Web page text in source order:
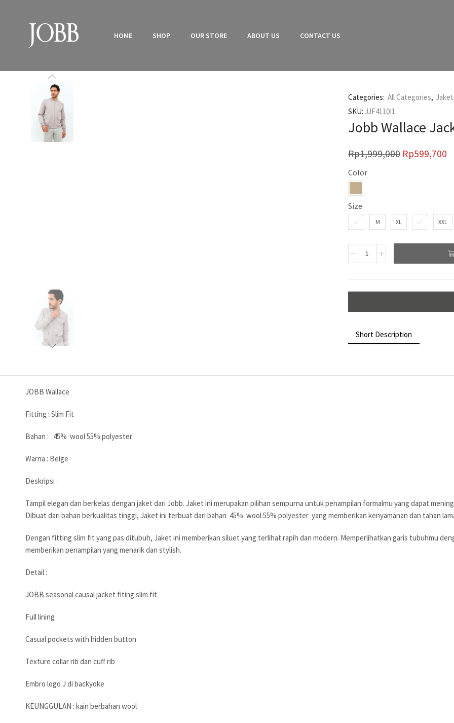
HOME SHOP OUR STORE ABOUT US CONTACT US
Categories: All Categories, Jaket
SKU: JJF4110I1
Jobb Wallace
Rp1,999,000 Rp599,700
Color
Size
L M XL XS XXL
Short Description
JOBB Wallace
Fitting : Slim Fit
Bahan : 45% wool 55% polyester
Warna : Beige
Deskripsi :
Tampil elegan dan berkelas dengan jaket dari Jobb. Jaket ini merupakan pilihan sempurna untuk penampilan formalmu yang dapat
Dibuat dari bahan berkualitas tinggi, Jaket ini terbuat dari bahan 45% wool 55% polyester yang memberikan kenyamanan dan tahan
Dengan fitting slim fit yang pas ditubuh, Jaket ini memberikan siluet yang terlihat rapih dan modern. Memperlihatkan garis tubuhmu
memberikan penampilan yang menarik dan stylish.
Detail :
JOBB seasonal causal jacket fiting slim fit
Full lining
Casual pockets with hidden button
Texture collar rib dan cuff rib
Embro logo J di backyoke
KEUNGGULAN : kain berbahan wool